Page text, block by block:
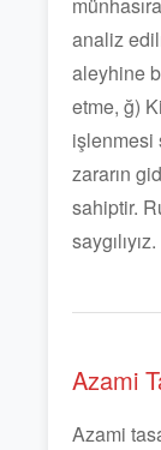
analiz
aleyhine
etme, ğ)
işlenmesi
zararın
sahiptir.
saygılıyız.
Azami
Azami